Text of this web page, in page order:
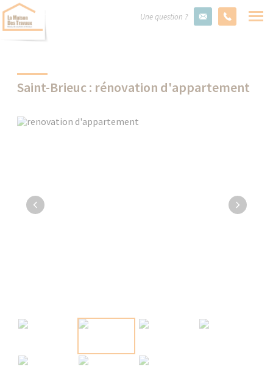
Une question ?
Saint-Brieuc : rénovation d'appartement